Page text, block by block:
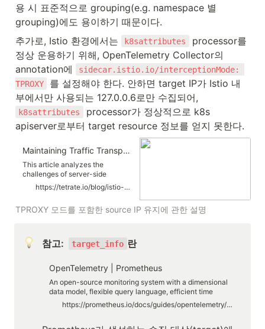
용 시 표준적으로 grouping(e.g. namespace 별
grouping)에도 용이하기 때문이다.
추가로, Istio 환경에서는
k8sattributes
processor를
정상 운용하기 위해, OpenTelemetry Collector의
annotation에
sidecar.istio.io/interceptionMode:
TPROXY
를 설정해야 한다. 안하면 target IP가 Istio 내
k8sattributes
processor가 정상적으로 k8s
apiserver로부터 target resource 정보를 얻지 못한다.
Maintaining Traffic Transparency: Preserving Client Source IP in Istio
This article analyzes the
challenges of server-side
obtaining the client source IP in
the Istio service mesh and
topics will be covered: The
preserving the client source IP
include: Preserving the source IP
where the actual client […]
https://tetrate.io/blog/istio-source-ip-transparency/
TPROXY 모드를 포함한 source IP 유지에 관한 설명
참고: target_info 란
OpenTelemetry | Prometheus
An open-source monitoring system with a dimensional
data model, flexible query language, efficient time
series database and modern alerting approach.
https://prometheus.io/docs/guides/opentelemetry/#including-resource-attributes-at-query-time